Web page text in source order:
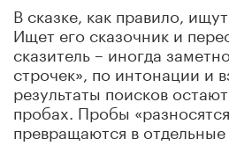
В сказке, как правило,
Ищет его сказочник и
сказитель – иногда
строчек», по интонации и
результаты поисков
пробах. Пробы
превращаются в